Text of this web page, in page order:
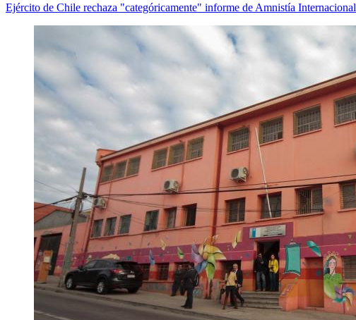
Ejército de Chile rechaza "categóricamente" informe de Amnistía Internacional